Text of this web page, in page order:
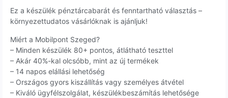
Ez a készülék pénztárcabarát és fenntartható választás –
környezettudatos vásárlóknak is ajánljuk!
Miért a Mobilpont Szeged?
– Minden készülék 80+ pontos, átlátható teszttel
– Akár 40%-kal olcsóbb, mint az új termékek
– 14 napos elállási lehetőség
– Országos gyors kiszállítás vagy személyes átvétel
– Kiváló ügyfélszolgálat, készülékbeszámítás lehetősége